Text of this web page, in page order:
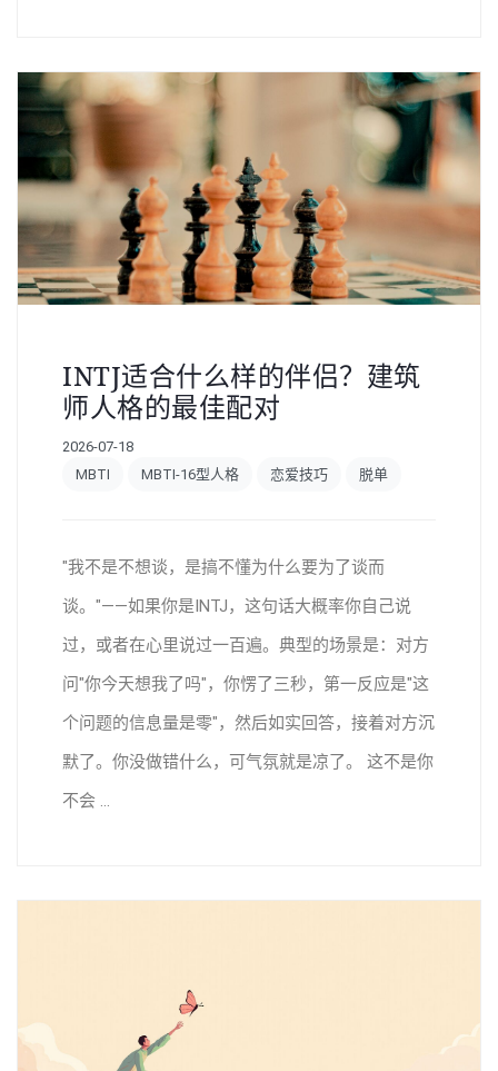
INTJ适合什么样的伴侣？建筑
师人格的最佳配对
2026-07-18
MBTI
MBTI-16型人格 恋爱技巧 脱单
"我不是不想谈，是搞不懂为什么要为了谈而
谈。"——如果你是INTJ，这句话大概率你自己说
过，或者在心里说过一百遍。典型的场景是：对方
问"你今天想我了吗"，你愣了三秒，第一反应是"这
个问题的信息量是零"，然后如实回答，接着对方沉
默了。你没做错什么，可气氛就是凉了。 这不是你
不会 ...